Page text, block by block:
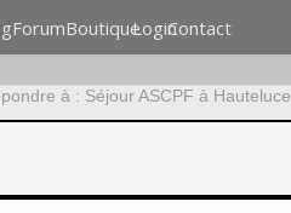
ForumBoutiqueLoginContact
à : Séjour ASCPF à Hauteluce